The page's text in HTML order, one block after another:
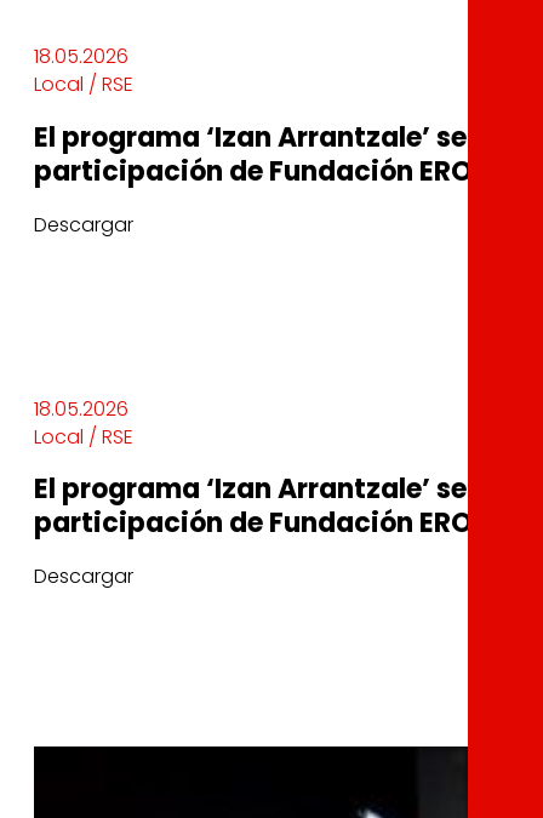
18.05.2026
Local / RSE
El programa ‘Izan Arrantzale’ se
participación de Fundación EROSKI
Descargar
18.05.2026
Local / RSE
El programa ‘Izan Arrantzale’ se
participación de Fundación EROSKI
Descargar